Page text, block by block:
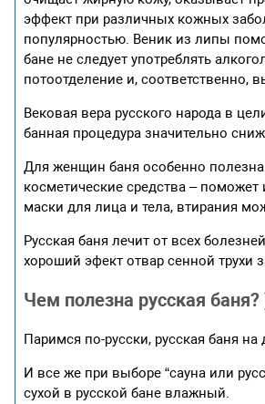
эффект при различных кожных
популярностью. Веник из липы
бане не следует употреблять
потоотделение и, соответственно,
Вековая вера русского народа в
банная процедура значительно
Для женщин баня особенно
косметические средства –
маски для лица и тела, втирания
Русская баня лечит от всех
хороший эфект отвар сенной трухи
Чем полезна русская
Паримся по-русски, русская баня на
И все же при выборе “сауна или
сухой в русской бане влажный.